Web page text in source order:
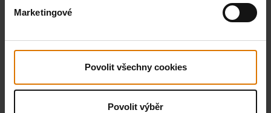
Marketingové
Povolit všechny cookies
Povolit výběr